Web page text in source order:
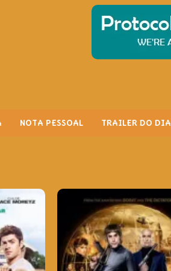
NOTA PESSOAL TRAILER DO DIA